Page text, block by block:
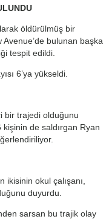
öldürülmüş bir
bulunan başka
tespit edildi.
6’ya yükseldi.
bir trajedi olduğunu
de saldırgan Ryan
okul çalışanı,
duyurdu.
sarsan bu trajik olay